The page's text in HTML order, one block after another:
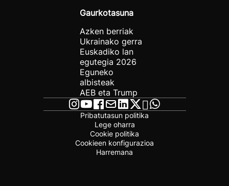
Gaurkotasuna
Azken berriak
Ukrainako gerra
Euskadiko lan
egutegia 2026
Eguneko
albisteak
AEB eta Trump
Pribatutasun politika
Lege oharra
Cookie politika
Cookieen konfigurazioa
Harremana